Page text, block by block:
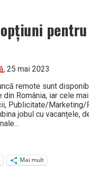
, 25 mai 2023
remote sunt
România, iar cele
Publicitate/Marketing/
jobul cu vacanțele,
Mai mult